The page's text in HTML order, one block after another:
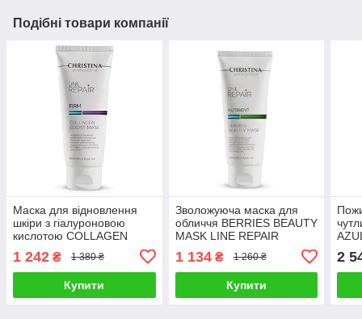
Подібні товари компанії
Маска для відновлення
шкіри з гіалуроновою
кислотою COLLAGEN
REPAIR FIRM CHRISTINA
60 мл
1 242 ₴ 1 380 ₴
Купити
Зволожуюча маска для
обличчя BERRIES BEAUTY
MASK LINE REPAIR
NUTRIENT CHRISTINA 60
мл живильна з ягодами
1 134₴ 1 260 ₴
Купити
2